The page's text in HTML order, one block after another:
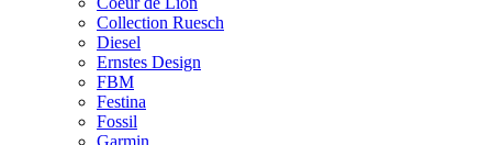
Collection Ruesch
Diesel
Ernstes Design
FBM
Festina
Fossil
Garmin